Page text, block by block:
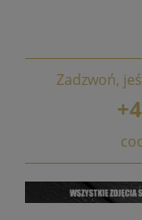
Zadzwoń,